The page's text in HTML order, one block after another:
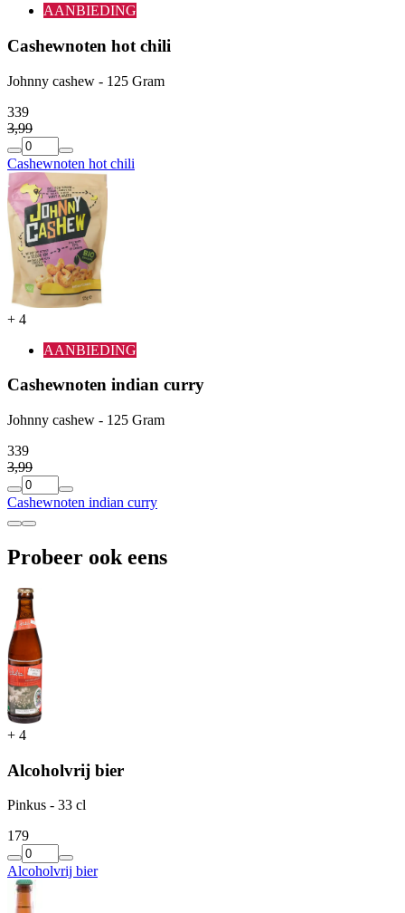
AANBIEDING
Cashewnoten hot chili
Johnny cashew - 125 Gram
339
3,99
Cashewnoten hot chili
+ 4
AANBIEDING
Cashewnoten indian curry
Johnny cashew - 125 Gram
339
3,99
Cashewnoten indian curry
Probeer ook eens
+ 4
Alcoholvrij bier
Pinkus - 33 cl
1 79
Alcoholvrij bier